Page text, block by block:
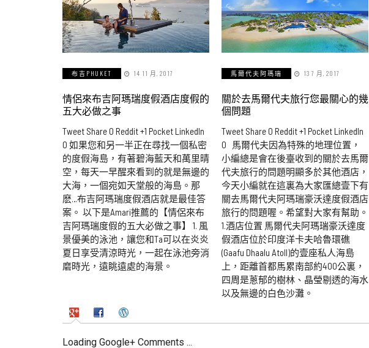
布吉PHUKET 14 11 月, 2017
情侶來布吉阿瑪瑞度假酒店度假的
五大必做之事
Tweet Share 0 Reddit +1 Pocket LinkedIn
0 如果您和另一半正在尋找一個私密
的度假海島，有著碧海藍天和萬里晴
空，每天一早醒來看到的就是無邊的
大海，一個宛如天堂般的海島。那
麽…布吉阿瑪瑞度假酒店就是最佳答
案。 以下是Amari推薦的【情侶來布
吉阿瑪瑞度假的五大必做之事】 1. 風
景優美的泳池，讓您和Ta可以在炎炎
夏日享受清涼時光，一起在泳池旁消
磨時光，遠眺遠處的海景。
馬爾代夫阿瑪瑞 13 7 月, 2017
關於去馬爾代夫旅行您最關心的幾
個問題
Tweet Share 0 Reddit +1 Pocket LinkedIn
0 馬爾代夫因為特殊的地理位置，
小編總是會在後臺收到的關於去馬爾
代夫旅行的問題明顯多於其他酒店，
今天小編就在這裏為大家匯總壹下有
關去馬爾代夫阿瑪瑞豪沃達度假酒店
旅行的問題喔。希望對大家有幫助。
1.酒店位置 馬爾代夫阿瑪瑞豪沃達度
假酒店位於印度洋卡夫哈魯環礁
(Gaafu Dhaalu Atoll)的壹座私人海島
上，距離首都馬累南部約400公裏，
四周是蔥郁的樹林、晶瑩剔透的海水
以及無邊的白色沙灘。
Loading Google+ Comments ...